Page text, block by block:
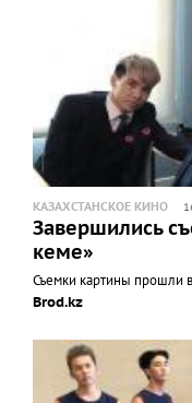
КАЗАХСТАНСКОЕ КИНО
Завершились
кеме»
Съемки картины прошли
Brod.kz